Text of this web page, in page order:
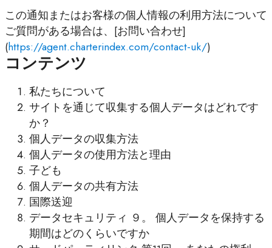
この通知またはお客様の個人情報の利用方法について
ご質問がある場合は、[お問い合わせ]
(https://agent.charterindex.com/contact-uk/)
コンテンツ
私たちについて
サイトを通じて収集する個人データはどれです
か？
個人データの収集方法
個人データの使用方法と理由
子ども
個人データの共有方法
国際送迎
データセキュリティ ９。 個人データを保持する
期間はどのくらいですか